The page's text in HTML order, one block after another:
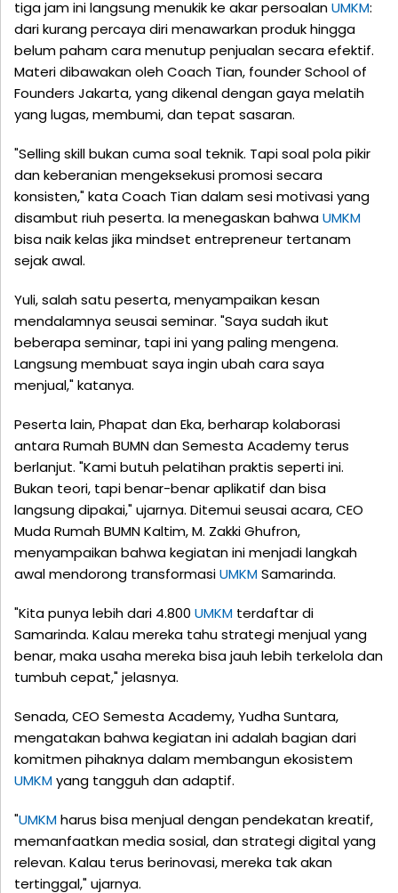
tiga jam ini langsung menukik ke akar persoalanUMKM:
dari kurang percaya diri menawarkan produk hingga
belum paham cara menutup penjualan secara efektif.
Materi dibawakan oleh Coach Tian, founder School of
Founders Jakarta, yang dikenal dengan gaya melatih
yang lugas, membumi, dan tepat sasaran.
"Selling skill bukan cuma soal teknik. Tapi soal pola pikir
dan keberanian mengeksekusi promosi secara
konsisten," kata Coach Tian dalam sesi motivasi yang
disambut riuh peserta. Ia menegaskan bahwaUMKM
bisa naik kelas jika mindset entrepreneur tertanam
sejak awal.
Yuli, salah satu peserta, menyampaikan kesan
mendalamnya seusai seminar. "Saya sudah ikut
beberapa seminar, tapi ini yang paling mengena.
Langsung membuat saya ingin ubah cara saya
menjual," katanya.
Peserta lain, Phapat dan Eka, berharap kolaborasi
antara Rumah BUMN dan Semesta Academy terus
berlanjut. "Kami butuh pelatihan praktis seperti ini.
Bukan teori, tapi benar-benar aplikatif dan bisa
langsung dipakai," ujarnya. Ditemui seusai acara, CEO
Muda Rumah BUMN Kaltim, M. Zakki Ghufron,
menyampaikan bahwa kegiatan ini menjadi langkah
awal mendorong transformasiUMKMSamarinda.
"Kita punya lebih dari 4.800 UMKM terdaftar di
Samarinda. Kalau mereka tahu strategi menjual yang
benar, maka usaha mereka bisa jauh lebih terkelola dan
tumbuh cepat," jelasnya.
Senada, CEO Semesta Academy, Yudha Suntara,
mengatakan bahwa kegiatan ini adalah bagian dari
komitmen pihaknya dalam membangun ekosistem
UMKMyang tangguh dan adaptif.
"UMKMharus bisa menjual dengan pendekatan kreatif,
memanfaatkan media sosial, dan strategi digital yang
relevan. Kalau terus berinovasi, mereka tak akan
tertinggal," ujarnya.